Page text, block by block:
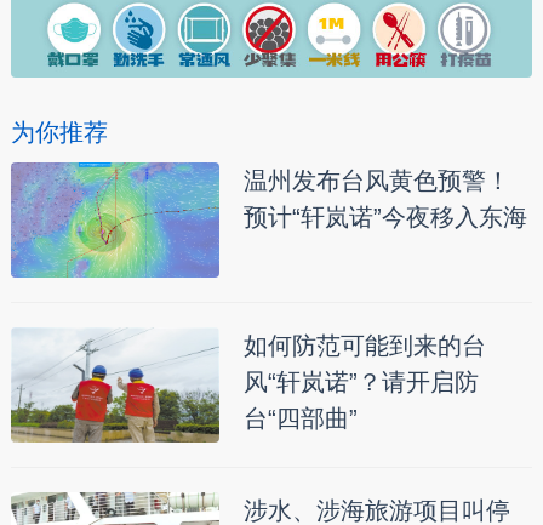
为你推荐
温州发布台风黄色预警！
预计“轩岚诺”今夜移入东海
如何防范可能到来的台
风“轩岚诺”？请开启防
台“四部曲”
涉水、涉海旅游项目叫停